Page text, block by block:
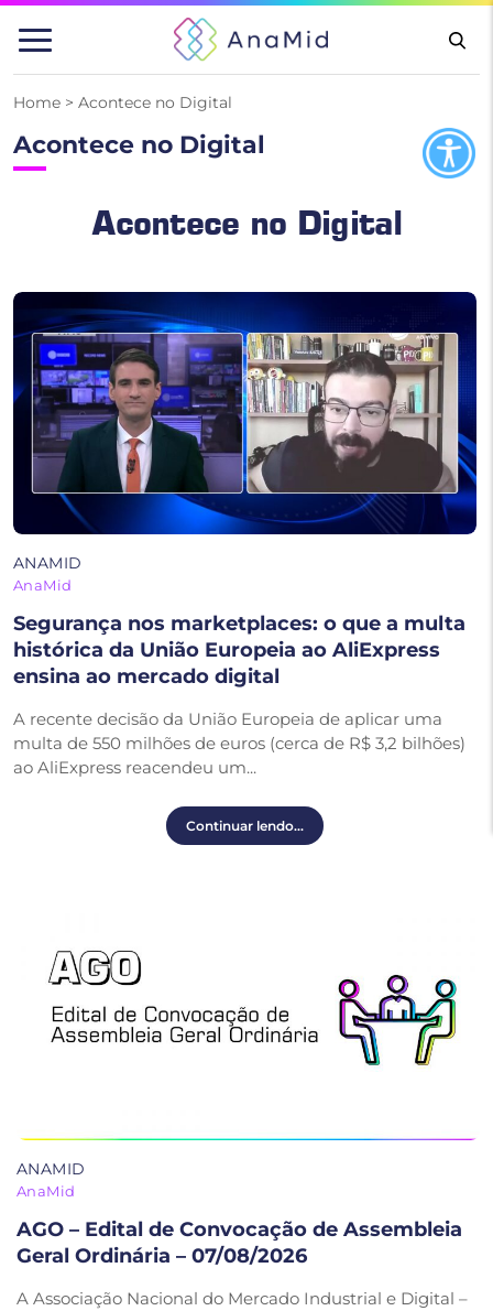
Pular
para
Home > Acontece no Digital
Acontece no Digital
Acontece no Digital
ANAMID
AnaMid
Segurança nos marketplaces: o que a multa
histórica da União Europeia ao AliExpress
ensina ao mercado digital
A recente decisão da União Europeia de aplicar uma
multa de 550 milhões de euros (cerca de R$ 3,2 bilhões)
ao AliExpress reacendeu um...
Continuar lendo...
ANAMID
AnaMid
AGO – Edital de Convocação de Assembleia
Geral Ordinária – 07/08/2026
A Associação Nacional do Mercado Industrial e Digital –